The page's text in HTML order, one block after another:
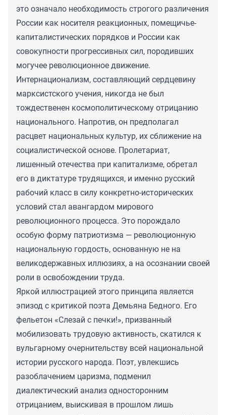
это означало необходимость строгого различения
России как носителя реакционных, помещичье-
капиталистических порядков и России как
совокупности прогрессивных сил, породивших
могучее революционное движение.
Интернационализм, составляющий сердцевину
марксистского учения, никогда не был
тождественен космополитическому отрицанию
национального. Напротив, он предполагал
расцвет национальных культур, их сближение на
социалистической основе. Пролетариат,
лишенный отечества при капитализме, обретал
его в диктатуре трудящихся, и именно русский
рабочий класс в силу конкретно-исторических
условий стал авангардом мирового
революционного процесса. Это порождало
особую форму патриотизма — революционную
национальную гордость, основанную не на
великодержавных иллюзиях, а на осознании своей
роли в освобождении труда.
Яркой иллюстрацией этого принципа является
эпизод с критикой поэта Демьяна Бедного. Его
фельетон «Слезай с печки!», призванный
мобилизовать трудовую активность, скатился к
вульгарному очернительству всей национальной
истории русского народа. Поэт, увлекшись
разоблачением царизма, подменил
диалектический анализ односторонним
отрицанием, выискивая в прошлом лишь